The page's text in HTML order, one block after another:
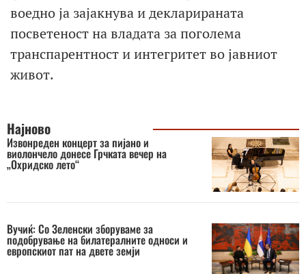
воедно ја зајакнува и декларираната
посветеност на владата за поголема
транспарентност и интегритет во јавниот
живот.
Најново
Извонреден концерт за пијано и
виолончело донесе Грчката вечер на
„Охридско лето“
Вучиќ: Со Зеленски зборуваме за
подобрување на билатералните односи и
европскиот пат на двете земји